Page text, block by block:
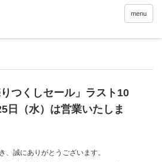
menu
りつくしセール」ラスト10
日（水）は営業いたしま
、誠にありがとうございます。